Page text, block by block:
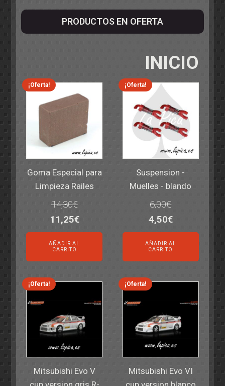
PRODUCTOS EN OFERTA
INICIO
¡Oferta!
Goma Especial para
Limpieza Railes
14,30€
El
precio
original
era:
14,30€.
11,25€El
precio
actual
es:
11,25€.
AÑADIR AL
CARRITO
¡Oferta!
Suspension -
Muelles - blando
6,00€
El
precio
original
era:
6,00€.
4,50€El
precio
actual
es:
4,50€.
AÑADIR AL
CARRITO
¡Oferta!
Mitsubishi Evo V
¡Oferta!
Mitsubishi Evo VI